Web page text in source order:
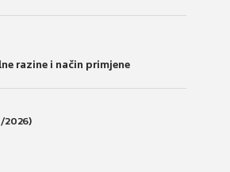
razine i način primjene
2026)